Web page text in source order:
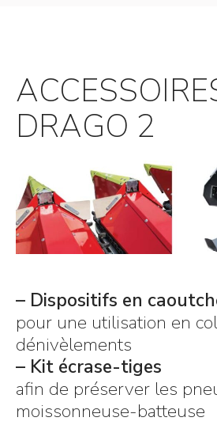
DRAGO 2
– Dispositifs en
pour une utilisation en
dénivèlements
– Kit écrase-tiges
afin de préserver les
moissonneuse-batteuse